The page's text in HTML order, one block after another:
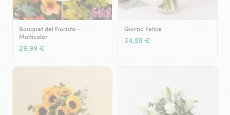
Bouquet del Fiorista -
Multicolor
29,99 €
Giorno Felice
34,99 €